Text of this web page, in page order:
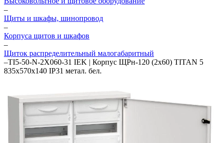
–
Щиты и шкафы, шинопровод
–
Корпуса щитов и шкафов
–
Щиток распределительный малогабаритный
–TI5-50-N-2X060-31 IEK | Корпус ЩРн-120 (2х60) TITAN 5
835х570х140 IP31 метал. бел.